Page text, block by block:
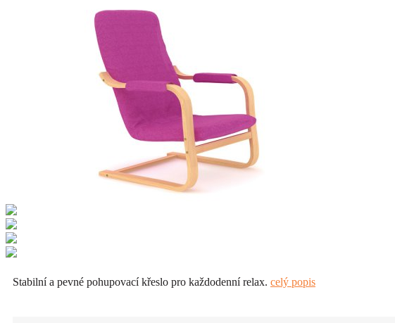
Stabilní a pevné pohupovací křeslo pro každodenní relax. celý popis